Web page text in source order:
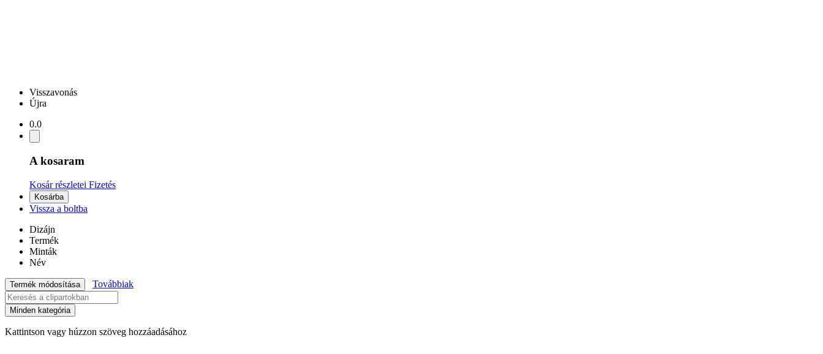
Visszavonás
Újra
0.0
A kosaram
Kosár részletei Fizetés
Kosárba
Vissza a boltba
Dizájn
Termék
Minták
Név
Termék módosítása Továbbiak
Minden kategória
Kattintson vagy húzzon szöveg hozzáadásához